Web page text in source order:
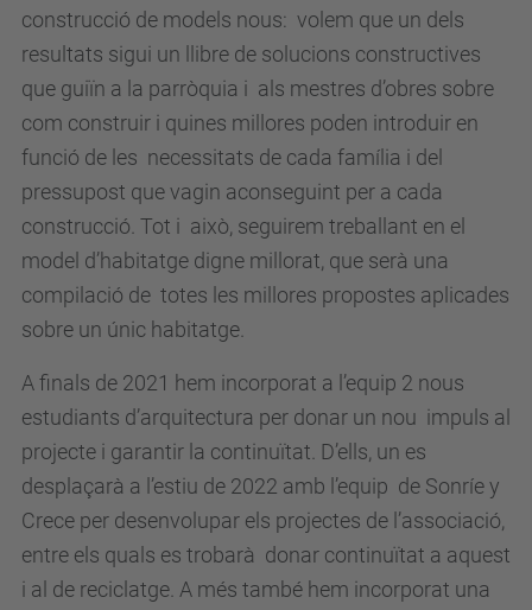
construcció de models nous: volem que un dels
resultats sigui un llibre de solucions constructives
que guiïn a la parròquia i als mestres d’obres sobre
com construir i quines millores poden introduir en
funció de les necessitats de cada família i del
pressupost que vagin aconseguint per a cada
construcció. Tot i això, seguirem treballant en el
model d’habitatge digne millorat, que serà una
compilació de totes les millores propostes aplicades
sobre un únic habitatge.
A finals de 2021 hem incorporat a l’equip 2 nous
estudiants d’arquitectura per donar un nou impuls al
projecte i garantir la continuïtat. D’ells, un es
desplaçarà a l’estiu de 2022 amb l’equip de Sonríe y
Crece per desenvolupar els projectes de l’associació,
entre els quals es trobarà donar continuïtat a aquest
i al de reciclatge. A més també hem incorporat una